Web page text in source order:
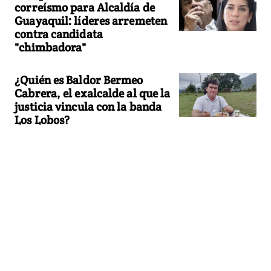
correísmo para Alcaldía de
Guayaquil: líderes arremeten
contra candidata
"chimbadora"
¿Quién es Baldor Bermeo
Cabrera, el exalcalde al que la
justicia vincula con la banda
Los Lobos?